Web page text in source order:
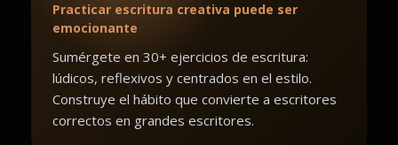
Practicar escritura creativa puede ser
emocionante
Sumérgete en 30+ ejercicios de escritura:
lúdicos, reflexivos y centrados en el estilo.
Construye el hábito que convierte a escritores
correctos en grandes escritores.